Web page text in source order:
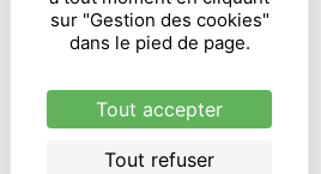
sur "Gestion des cookies"
dans le pied de page.
Tout accepter
Tout refuser